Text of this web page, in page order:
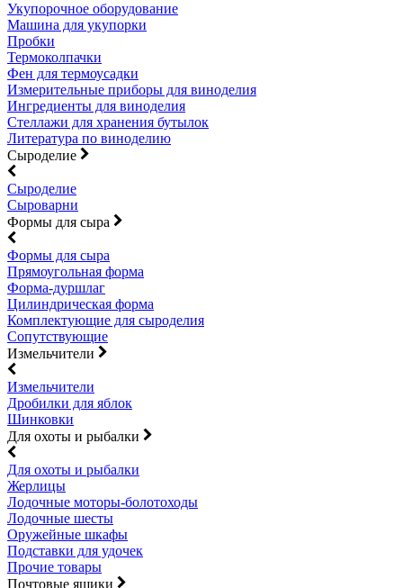
Укупорочное оборудование
Машина для укупорки
Пробки
Термоколпачки
Фен для термоусадки
Измерительные приборы для виноделия
Ингредиенты для виноделия
Стеллажи для хранения бутылок
Литература по виноделию
Сыроделие
Сыроделие
Сыроварни
Формы для сыра
Формы для сыра
Прямоугольная форма
Форма-дуршлаг
Цилиндрическая форма
Комплектующие для сыроделия
Сопутствующие
Измельчители
Измельчители
Дробилки для яблок
Шинковки
Для охоты и рыбалки
Для охоты и рыбалки
Жерлицы
Лодочные моторы-болотоходы
Лодочные шесты
Оружейные шкафы
Подставки для удочек
Прочие товары
Почтовые ящики